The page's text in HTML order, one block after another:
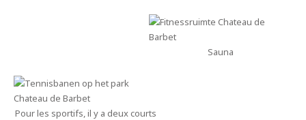
Sauna
Pour les sportifs, il y a deux courts